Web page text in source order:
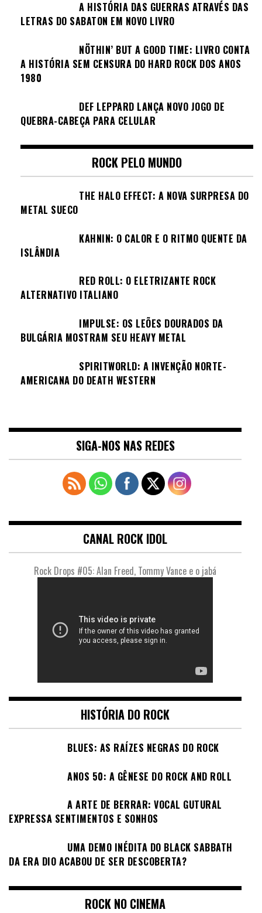
A HISTÓRIA DAS GUERRAS ATRAVÉS DAS
LETRAS DO SABATON EM NOVO LIVRO
NÖTHIN’ BUT A GOOD TIME: LIVRO CONTA
A HISTÓRIA SEM CENSURA DO HARD ROCK DOS ANOS
1980
DEF LEPPARD LANÇA NOVO JOGO DE
QUEBRA-CABEÇA PARA CELULAR
ROCK PELO MUNDO
THE HALO EFFECT: A NOVA SURPRESA DO
METAL SUECO
KAHNIN: O CALOR E O RITMO QUENTE DA
ISLÂNDIA
RED ROLL: O ELETRIZANTE ROCK
ALTERNATIVO ITALIANO
IMPULSE: OS LEÕES DOURADOS DA
BULGÁRIA MOSTRAM SEU HEAVY METAL
SPIRITWORLD: A INVENÇÃO NORTE-
AMERICANA DO DEATH WESTERN
SIGA-NOS NAS REDES
CANAL ROCK IDOL
Rock Drops #05: Alan Freed, Tommy Vance e o jabá
HISTÓRIA DO ROCK
BLUES: AS RAÍZES NEGRAS DO ROCK
ANOS 50: A GÊNESE DO ROCK AND ROLL
A ARTE DE BERRAR: VOCAL GUTURAL
EXPRESSA SENTIMENTOS E SONHOS
UMA DEMO INÉDITA DO BLACK SABBATH
DA ERA DIO ACABOU DE SER DESCOBERTA?
ROCK NO CINEMA